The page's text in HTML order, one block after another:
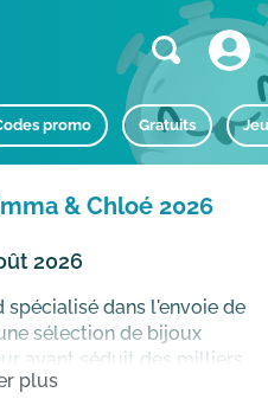
promo Gratuits
& Chloé 2026
2026
spécialisé dans l'envoie de
sélection de bijoux
ayant séduit des milliers
l'entreprise a lancé son e
plus